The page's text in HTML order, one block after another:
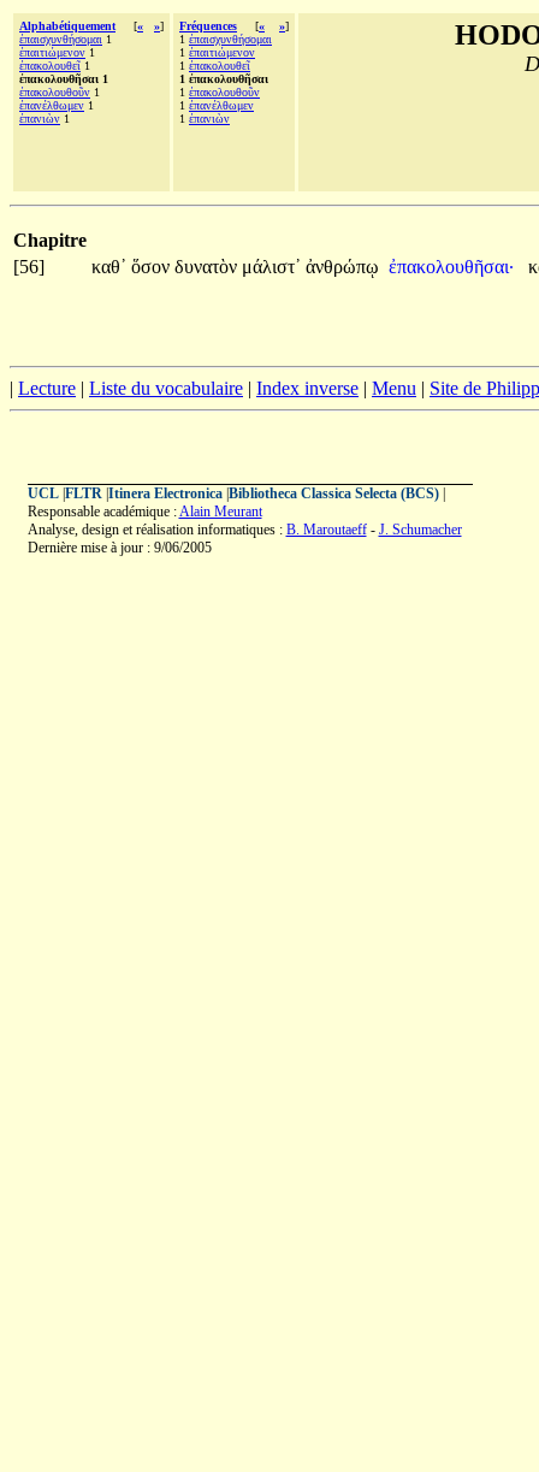
Alphabétiquement [« »]
ἐπαισχυνθήσομαι 1
ἐπαιτιώμενον 1
ἐπακολουθεῖ 1
ἐπακολουθῆσαι 1
ἐπακολουθοῦν 1
ἐπανέλθωμεν 1
ἐπανιὼν 1
Fréquences [« »]
1 ἐπαισχυνθήσομαι
1 ἐπαιτιώμενον
1 ἐπακολουθεῖ
1 ἐπακολουθῆσαι
1 ἐπακολουθοῦν
1 ἐπανέλθωμεν
1 ἐπανιὼν
Chapitre
[56]
καθ᾽ ὅσον δυνατὸν μάλιστ᾽ ἀνθρώπῳ ἐπακολουθῆσαι·
| Lecture | Liste du vocabulaire | Index inverse | Menu | Site de
UCL| FLTR| Itinera Electronica| Bibliotheca Classica Selecta (BCS)|
Responsable académique :Alain Meurant
Analyse, design et réalisation informatiques : B. Maroutaeff- J. Schumacher
Dernière mise à jour : 9/06/2005